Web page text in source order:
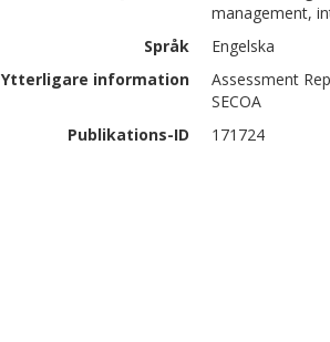
management,
Språk
Engelska
Ytterligare information
Assessment
SECOA
Publikations-ID
171724